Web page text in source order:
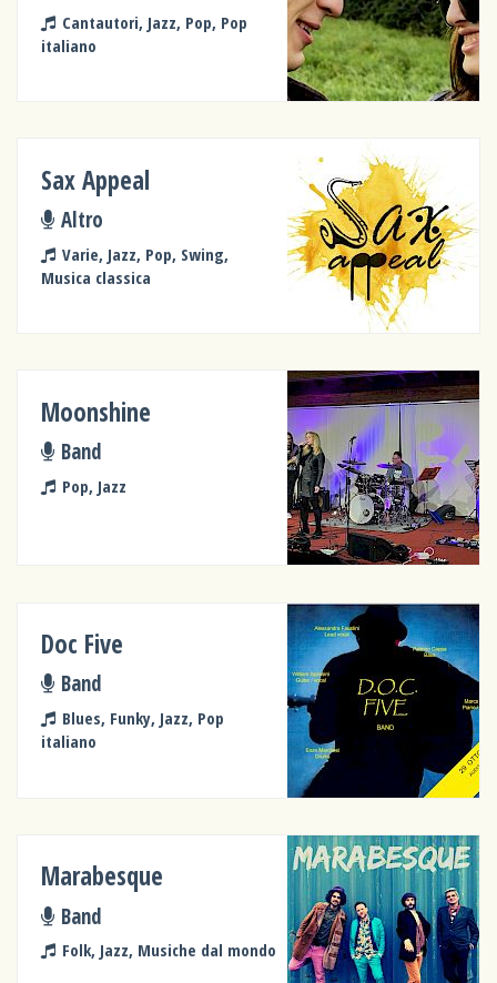
Cantautori, Jazz, Pop, Pop
italiano
Sax Appeal
Altro
Varie, Jazz, Pop, Swing,
Musica classica
Moonshine
Band
Pop, Jazz
Doc Five
Band
Blues, Funky, Jazz, Pop
italiano
Marabesque
Band
Folk, Jazz, Musiche dal mondo